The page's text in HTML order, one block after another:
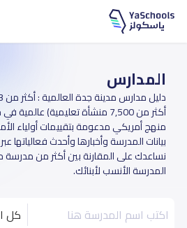
المدارس
أكثر من 7,500 منشأة تعليمية)
منهج أمريكي مدعومة بتقييمات أولياء
بيانات المدرسة وأخبارها وأحدث فعالياتها
نساعدك على المقارنة بين أكثر من مدرسة
المدرسة الأنسب لأبنائك.
كل